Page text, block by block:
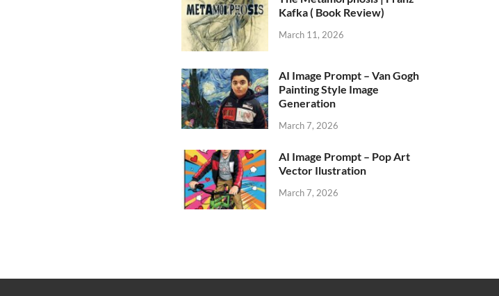
Kafka ( Book Review)
March 11, 2026
AI Image Prompt – Van Gogh
Painting Style Image
Generation
March 7, 2026
AI Image Prompt – Pop Art
Vector Ilustration
March 7, 2026